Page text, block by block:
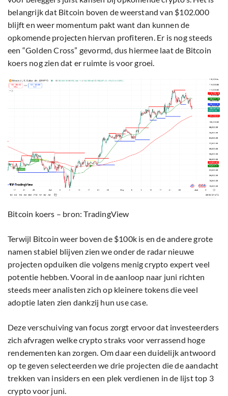
belangrijk dat Bitcoin boven de weerstand van $102.000
blijft en weer momentum pakt want dan kunnen de
opkomende projecten hiervan profiteren. Er is nog steeds
een “Golden Cross” gevormd, dus hiermee laat de Bitcoin
koers nog zien dat er ruimte is voor groei.
Bitcoin koers – bron: TradingView
Terwijl Bitcoin weer boven de $100k is en de andere grote
namen stabiel blijven zien we onder de radar nieuwe
projecten opduiken die volgens menig crypto expert veel
potentie hebben. Vooral in de aanloop naar juni richten
steeds meer analisten zich op kleinere tokens die veel
adoptie laten zien dankzij hun use case.
Deze verschuiving van focus zorgt ervoor dat investeerders
zich afvragen welke crypto straks voor verrassend hoge
rendementen kan zorgen. Om daar een duidelijk antwoord
op te geven selecteerden we drie projecten die de aandacht
trekken van insiders en een plek verdienen in de lijst top 3
crypto voor juni.